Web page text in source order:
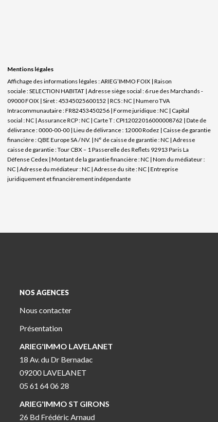
Mentions légales
Affichage des informations légales : ARIEG’IMMO FOIX | Raison
sociale : SELECTION HABITAT | Adresse siège social : 6 rue des Marchands -
09000 FOIX | Siret : 45345025600152 | RCS : NC | Numero TVA
Intracommunautaire : FR82453450256 | Forme juridique : NC | Capital
social : NC | Assurance RCP : NC | Carte T : CPI12022016000008762 | Date de
délivrance : 0000-00-00 | Lieu de délivrance : 12000 Rodez | Caisse de garantie
financière : QBE Europe SA / NV. | N° de caisse de garantie : NC | Adresse
caisse de garantie : Tour CBX – 1 Passerelle des Reflets 92913 Paris La
Défense Cedex | Montant de la garantie financière : NC | Nom du médiateur :
NC | Adresse du médiateur : NC | Adresse du site : NC | Entreprise
juridiquement et financièrement indépendante
NOS AGENCES
Nous contacter
Présentation
ARIEG'IMMO LAVELANET
18 Av. du Dr Bernadac
09200 LAVELANET
05 61 64 06 28
ARIEG'IMMO ST GIRONS
26 Bd Frédéric Arnaud